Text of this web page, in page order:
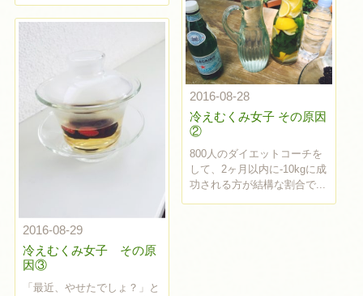
2016-08-28
冷えむくみ女子 その原因
②
800人のダイエットコーチを
して、2ヶ月以内に-10kgに成
功される方が結構な割合で...
2016-08-29
冷えむくみ女子 その原
因③
「最近、やせたでしょ？」と